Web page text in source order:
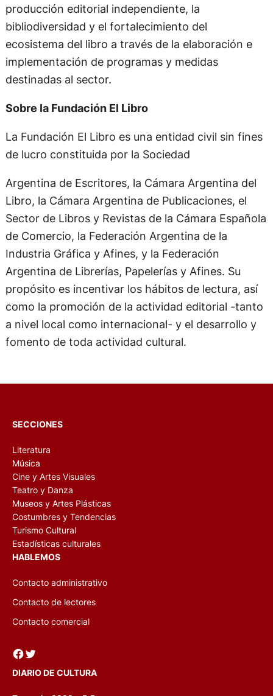
producción editorial independiente, la
bibliodiversidad y el fortalecimiento del
ecosistema del libro a través de la elaboración e
implementación de programas y medidas
destinadas al sector.
Sobre la Fundación El Libro
La Fundación El Libro es una entidad civil sin fines
de lucro constituida por la Sociedad
Argentina de Escritores, la Cámara Argentina del
Libro, la Cámara Argentina de Publicaciones, el
Sector de Libros y Revistas de la Cámara Española
de Comercio, la Federación Argentina de la
Industria Gráfica y Afines, y la Federación
Argentina de Librerías, Papelerías y Afines. Su
propósito es incentivar los hábitos de lectura, así
como la promoción de la actividad editorial -tanto
a nivel local como internacional- y el desarrollo y
fomento de toda actividad cultural.
SECCIONES
Literatura
Música
Cine y Artes Visuales
Teatro y Danza
Museos y Artes Plásticas
Costumbres y Tendencias
Turismo Cultural
Estadísticas culturales
HABLEMOS
Contacto administrativo
Contacto de lectores
Contacto comercial
Facebook Twitter
DIARIO DE CULTURA